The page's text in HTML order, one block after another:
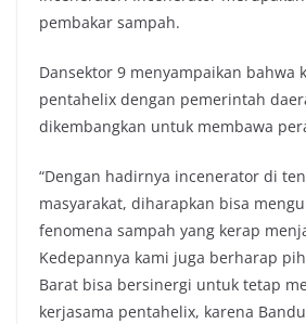
pembakar sampah.
Dansektor 9 menyampaikan bahwa
pentahelix dengan pemerintah
dikembangkan untuk membawa
“Dengan hadirnya incenerator di
masyarakat, diharapkan bisa
fenomena sampah yang kerap
Kedepannya kami juga berharap
Barat bisa bersinergi untuk tetap
kerjasama pentahelix, karena